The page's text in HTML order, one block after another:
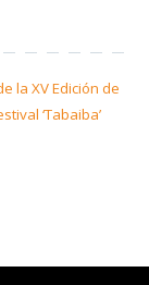
la XV Edición de
‘Tabaiba’